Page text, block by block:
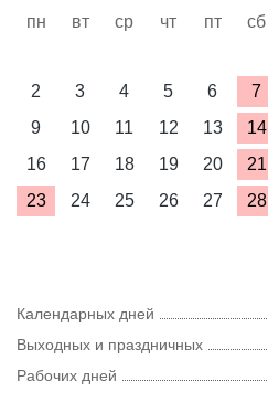
пн вт ср чт пт сб
2
3 4 5 6 7
9
10 11 12 13 14
16
17 18 19 20 21
23
24 25 26 27 28
Календарных дней
Выходных и праздничных
Рабочих дней